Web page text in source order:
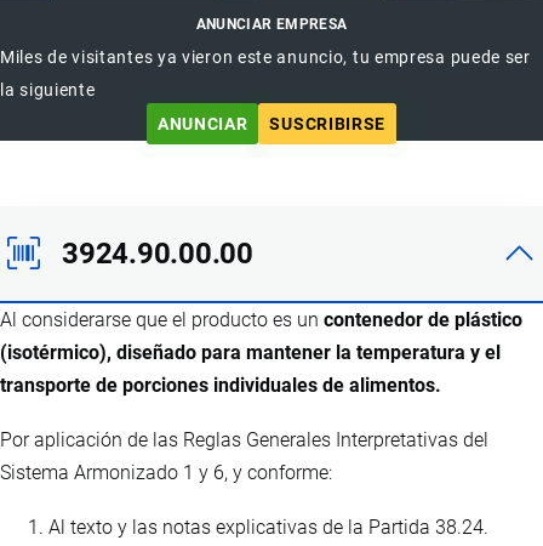
ANUNCIAR EMPRESA
Miles de visitantes ya vieron este anuncio, tu empresa puede ser
la siguiente
ANUNCIAR
SUSCRIBIRSE
3924.90.00.00
Al considerarse que el producto es un contenedor de plástico
(isotérmico), diseñado para mantener la temperatura y el
transporte de porciones individuales de alimentos.
Por aplicación de las Reglas Generales Interpretativas del
Sistema Armonizado 1 y 6, y conforme:
Al texto y las notas explicativas de la Partida 38.24.